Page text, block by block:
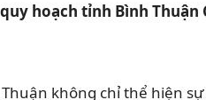
hoạch tỉnh Bình Thuận
không chỉ thể hiện